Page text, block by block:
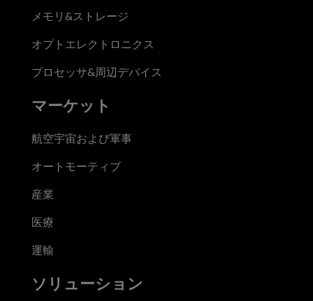
メモリ&ストレージ
オプトエレクトロニクス
プロセッサ&周辺デバイス
マーケット
航空宇宙および軍事
オートモーティブ
産業
医療
運輸
ソリューション